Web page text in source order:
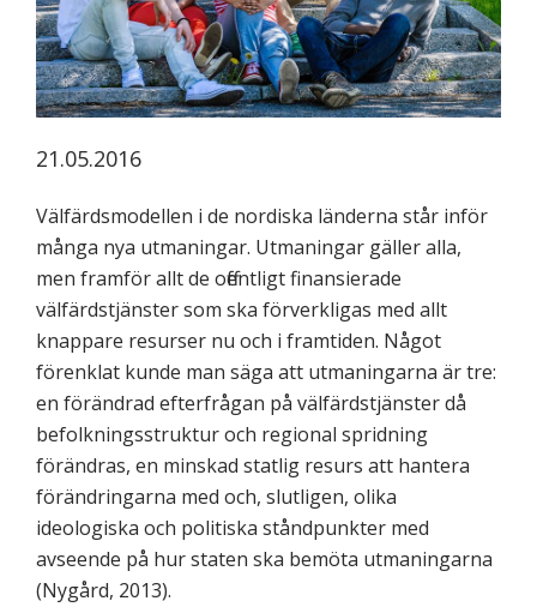
21.05.2016
Välfärdsmodellen i de nordiska länderna står inför
många nya utmaningar. Utmaningar gäller alla,
men framför allt de offentligt finansierade
välfärdstjänster som ska förverkligas med allt
knappare resurser nu och i framtiden. Något
förenklat kunde man säga att utmaningarna är tre:
en förändrad efterfrågan på välfärdstjänster då
befolkningsstruktur och regional spridning
förändras, en minskad statlig resurs att hantera
förändringarna med och, slutligen, olika
ideologiska och politiska ståndpunkter med
avseende på hur staten ska bemöta utmaningarna
(Nygård, 2013).